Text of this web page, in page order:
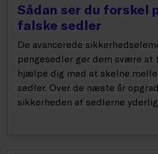
Sådan ser du forskel
falske sedler
De avancerede
pengesedler gør dem svære at
hjælpe dig med at skelne
sedler. Over de næste år
sikkerheden af sedlerne